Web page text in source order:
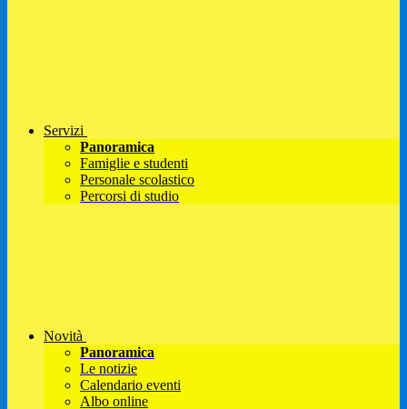
Servizi
Panoramica
Famiglie e studenti
Personale scolastico
Percorsi di studio
Novità
Panoramica
Le notizie
Calendario eventi
Albo online